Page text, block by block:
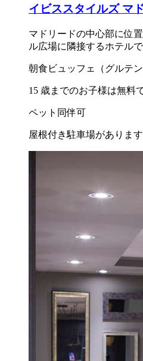
イビススタイルズ マ
マドリードの中心部に位
ル広場に隣接するホテルで
朝食ビュッフェ（グルテ
15 歳までのお子様は無料
ペット同伴可
屋根付き駐車場があります